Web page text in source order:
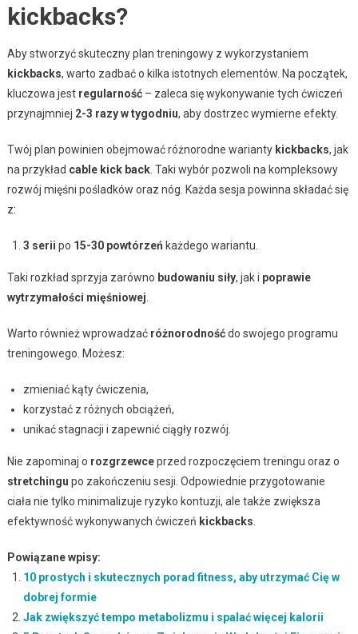
kickbacks?
Aby stworzyć skuteczny plan treningowy z wykorzystaniem
kickbacks, warto zadbać o kilka istotnych elementów. Na początek,
kluczowa jest regularność– zaleca się wykonywanie tych ćwiczeń
przynajmniej 2-3 razy w tygodniu, aby dostrzec wymierne efekty.
Twój plan powinien obejmować różnorodne warianty kickbacks, jak
na przykład cable kick back. Taki wybór pozwoli na kompleksowy
rozwój mięśni pośladków oraz nóg. Każda sesja powinna składać się
z:
3 serii po 15-30 powtórzeń każdego wariantu.
Taki rozkład sprzyja zarówno budowaniu siły, jak i poprawie
wytrzymałości mięśniowej
Warto również wprowadzać różnorodnośćdo swojego programu
treningowego. Możesz:
zmieniać kąty ćwiczenia,
korzystać z różnych obciążeń,
unikać stagnacji i zapewnić ciągły rozwój.
Nie zapominaj o rozgrzewceprzed rozpoczęciem treningu oraz o
stretchingu po zakończeniu sesji. Odpowiednie przygotowanie
ciała nie tylko minimalizuje ryzyko kontuzji, ale także zwiększa
efektywność wykonywanych ćwiczeń kickbacks
Powiązane wpisy:
10 prostych i skutecznych porad fitness, aby utrzymać Cię w
dobrej formie
Jak zwiększyć tempo metabolizmu i spalać więcej kalorii